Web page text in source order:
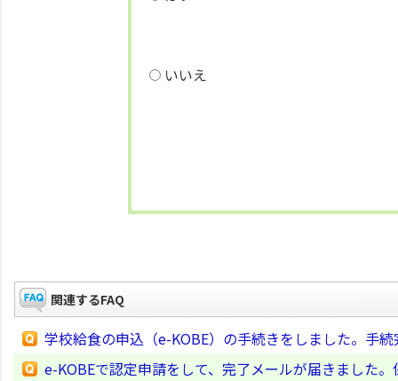
いいえ
関連するFAQ
学校給食の申込（e-KOBE）の手続きをしました。手
e-KOBEで認定申請をして、完了メールが届きました